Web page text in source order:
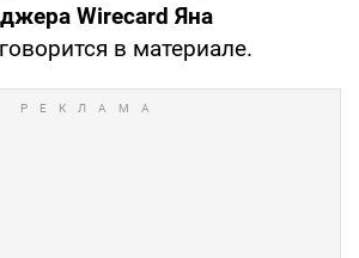
Wirecard Яна
в материале.